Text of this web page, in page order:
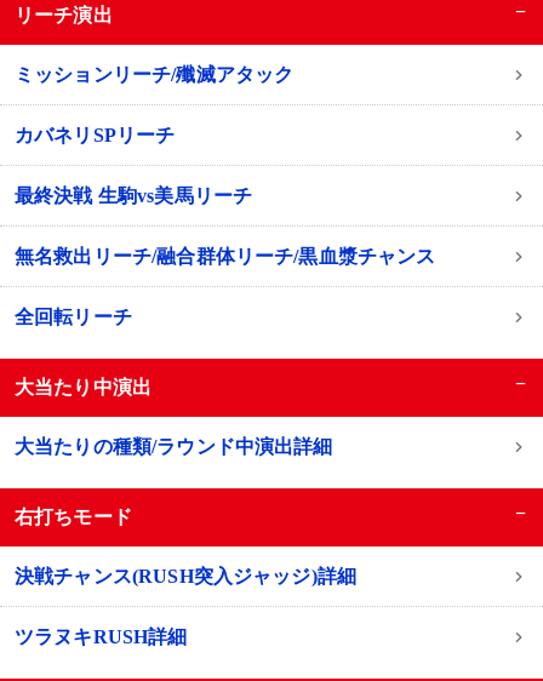
リーチ演出 −
ミッションリーチ/殲滅アタック
カバネリSPリーチ
最終決戦 生駒vs美馬リーチ
無名救出リーチ/融合群体リーチ/黒血漿チャンス
全回転リーチ
大当たり中演出 −
大当たりの種類/ラウンド中演出詳細
右打ちモード −
決戦チャンス(RUSH突入ジャッジ)詳細
ツラヌキRUSH詳細